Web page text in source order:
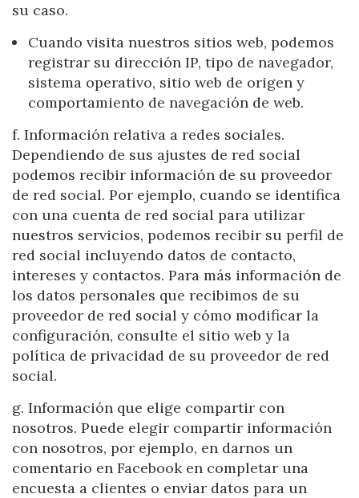
su caso.
Cuando visita nuestros sitios web, podemos
registrar su dirección IP, tipo de navegador,
sistema operativo, sitio web de origen y
comportamiento de navegación de web.
f. Información relativa a redes sociales.
Dependiendo de sus ajustes de red social
podemos recibir información de su proveedor
de red social. Por ejemplo, cuando se identifica
con una cuenta de red social para utilizar
nuestros servicios, podemos recibir su perfil de
red social incluyendo datos de contacto,
intereses y contactos. Para más información de
los datos personales que recibimos de su
proveedor de red social y cómo modificar la
configuración, consulte el sitio web y la
política de privacidad de su proveedor de red
social.
g. Información que elige compartir con
nosotros. Puede elegir compartir información
con nosotros, por ejemplo, en darnos un
comentario en Facebook en completar una
encuesta a clientes o enviar datos para un